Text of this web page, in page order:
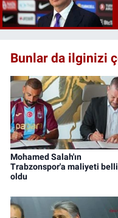
Bunlar da ilginizi
Mohamed Salah'ın
Trabzonspor'a maliyeti belli
oldu